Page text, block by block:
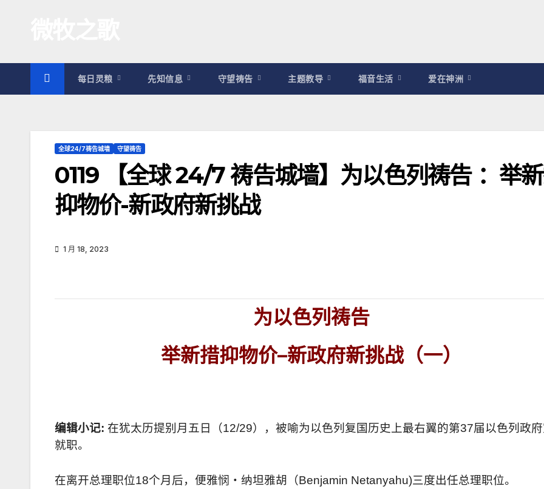
容
每日灵粮 先知信息 守望祷告 主题教导 福音生活 爱在神洲
全球24/7祷告城墙 守望祷告
0119 【全球 24/7 祷告城墙】为以色列祷告 ：举
抑物价-新政府新挑战
1 月 18, 2023
为以色列祷告
举新措抑物价–新政府新挑战（一）
编辑小记: 在犹太历提别月五日（12/29），被喻为以色列复国历史上最右翼的第37届以色列政
就职。
在离开总理职位18个月后，便雅悯‧纳坦雅胡（Benjamin Netanyahu)三度出任总理职位。